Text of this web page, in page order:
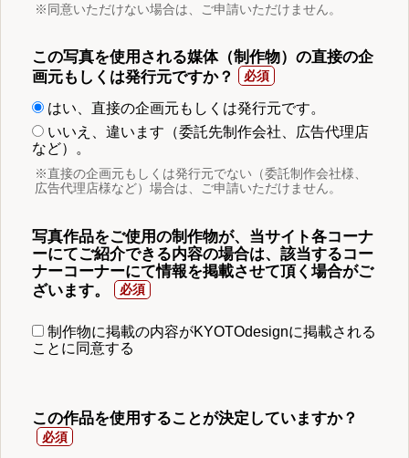
※同意いただけない場合は、ご申請いただけません。
この写真を使用される媒体（制作物）の直接の企
画元もしくは発行元ですか？
はい、直接の企画元もしくは発行元です。
いいえ、違います（委託先制作会社、広告代理店
など）。
※直接の企画元もしくは発行元でない（委託制作会社様、
広告代理店様など）場合は、ご申請いただけません。
写真作品をご使用の制作物が、当サイト各コーナ
ーにてご紹介できる内容の場合は、該当するコー
ナーコーナーにて情報を掲載させて頂く場合がご
ざいます。
制作物に掲載の内容がKYOTOdesignに掲載される
ことに同意する
この作品を使用することが決定していますか？